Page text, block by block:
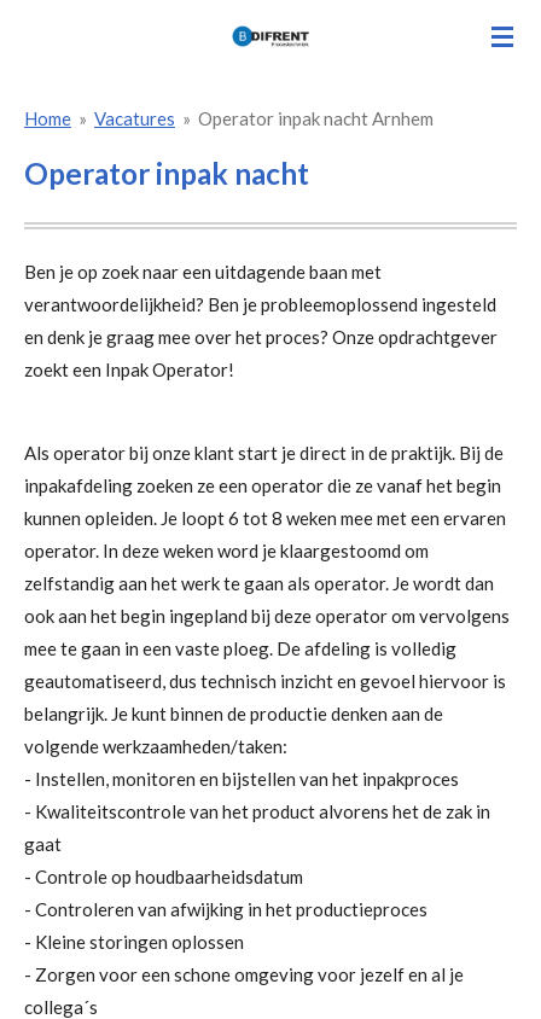
deHome » Vacatures » Operator inpak nacht Arnhem
Operator inpak nacht
Ben je op zoek naar een uitdagende baan met
verantwoordelijkheid? Ben je probleemoplossend ingesteld
en denk je graag mee over het proces? Onze opdrachtgever
zoekt een Inpak Operator!
Als operator bij onze klant start je direct in de praktijk. Bij de
inpakafdeling zoeken ze een operator die ze vanaf het begin
kunnen opleiden. Je loopt 6 tot 8 weken mee met een ervaren
operator. In deze weken word je klaargestoomd om
zelfstandig aan het werk te gaan als operator. Je wordt dan
ook aan het begin ingepland bij deze operator om vervolgens
mee te gaan in een vaste ploeg. De afdeling is volledig
geautomatiseerd, dus technisch inzicht en gevoel hiervoor is
belangrijk. Je kunt binnen de productie denken aan de
volgende werkzaamheden/taken:
- Instellen, monitoren en bijstellen van het inpakproces
- Kwaliteitscontrole van het product alvorens het de zak in
gaat
- Controle op houdbaarheidsdatum
- Controleren van afwijking in het productieproces
- Kleine storingen oplossen
- Zorgen voor een schone omgeving voor jezelf en al je
collega´s